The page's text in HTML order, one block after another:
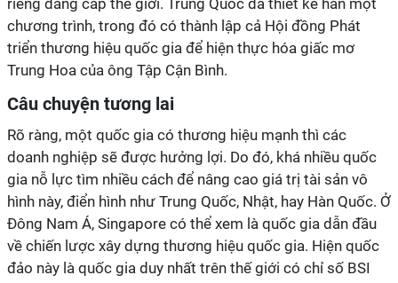
riêng đẳng cấp thế giới. Trung Quốc đã thiết kế hẳn một
chương trình, trong đó có thành lập cả Hội đồng Phát
triển thương hiệu quốc gia để hiện thực hóa giấc mơ
Trung Hoa của ông Tập Cận Bình.
Câu chuyện tương lai
Rõ ràng, một quốc gia có thương hiệu mạnh thì các
doanh nghiệp sẽ được hưởng lợi. Do đó, khá nhiều quốc
gia nỗ lực tìm nhiều cách để nâng cao giá trị tài sản vô
hình này, điển hình như Trung Quốc, Nhật, hay Hàn Quốc. Ở
Đông Nam Á, Singapore có thể xem là quốc gia dẫn đầu
về chiến lược xây dựng thương hiệu quốc gia. Hiện quốc
đảo này là quốc gia duy nhất trên thế giới có chỉ số BSI